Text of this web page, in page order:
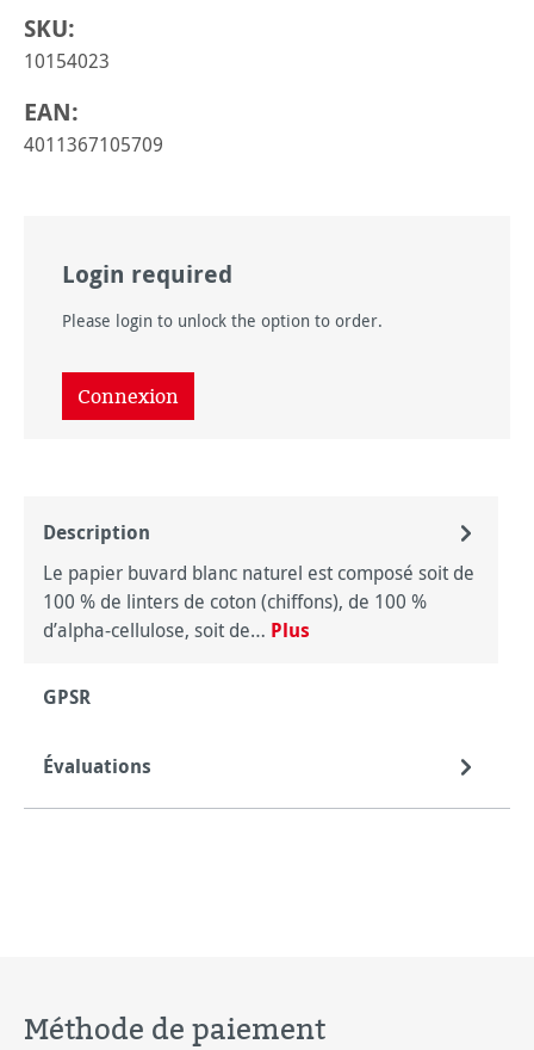
SKU:
10154023
EAN:
4011367105709
Login required
Please login to unlock the option to order.
Connexion
Description
Le papier buvard blanc naturel est composé soit de
100 % de linters de coton (chiffons), de 100 %
d’alpha-cellulose, soit de… Plus
GPSR
Évaluations
Méthode de paiement